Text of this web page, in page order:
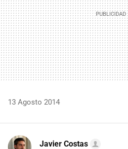
13 Agosto 2014
Javier Costas